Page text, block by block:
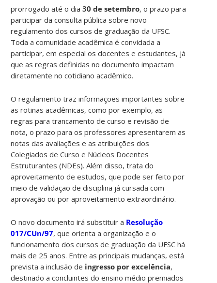
prorrogado até o dia30 de setembro, o prazo para
participar da consulta pública sobre novo
regulamento dos cursos de graduação da UFSC.
Toda a comunidade acadêmica é convidada a
participar, em especial os docentes e estudantes, já
que as regras definidas no documento impactam
diretamente no cotidiano acadêmico.
O regulamento traz informações importantes sobre
as rotinas acadêmicas, como por exemplo, as
regras para trancamento de curso e revisão de
nota, o prazo para os professores apresentarem as
notas das avaliações e as atribuições dos
Colegiados de Curso e Núcleos Docentes
Estruturantes (NDEs). Além disso, trata do
aproveitamento de estudos, que pode ser feito por
meio de validação de disciplina já cursada com
aprovação ou por aproveitamento extraordinário.
O novo documento irá substituir a Resolução
017/CUn/97, que orienta a organização e o
funcionamento dos cursos de graduação da UFSC há
mais de 25 anos. Entre as principais mudanças, está
prevista a inclusão de ingresso por excelência,
destinado a concluintes do ensino médio premiados